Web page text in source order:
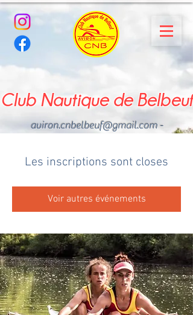
Club Nautique de Belbeuf
aviron.cnbelbeuf@gmail.com-
Les inscriptions sont closes
Voir autres événements